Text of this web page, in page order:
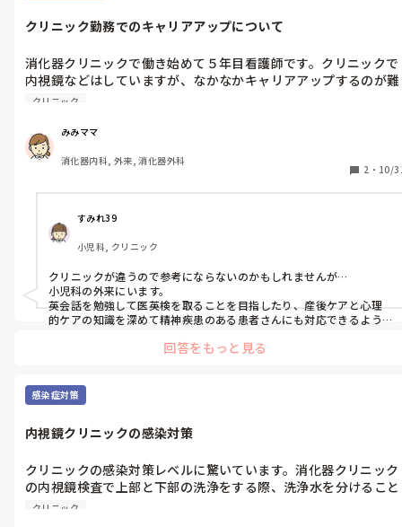
これらの理由から、胃癌術後の患者では、前処置を工夫したり、鎮
処置が難しい場合でも、経験豊富な内視鏡医が対応することで、安
全かつ痛みを抑えた検査が可能となることもあります
クリニック勤務でのキャリアアップについて
消化器クリニックで働き始めて５年目看護師です。クリニックで
内視鏡などはしていますが、なかなかキャリアアップするのが難
しい気がしています…子育てとの両立のためにクリニック勤務を
て、少し大学病院などにも未練を感じてしまっています。クリニ
ックで働かれている方で、キャリアアップの仕方におすすめなど
あれば教えてください！内視鏡技師の資格などをとるか検討して
クリニック
みみママ
消化器内科, 外来, 消化器外科
2 ・ 10/
すみれ39
小児科, クリニック
クリニックが違うので参考にならないのかもしれませんが…
小児科の外来にいます。
英会話を勉強して医英検を取ることを目指したり、産後ケアと心理
的ケアの知識を深めて精神疾患のある患者さんにも対応できるよう
でなく知識を深めることも患者さんにより良いケアをするためにい
回答をもっと見る
感染症対策
内視鏡クリニックの感染対策
クリニックの感染対策レベルに驚いています。消化器クリニック
の内視鏡検査で上部と下部の洗浄をする際、洗浄水を分けること
なく、同じバケツから吸い上げていたり、ガスコン水も鉗子口か
クリニック